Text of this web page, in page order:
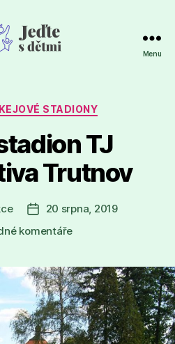
Menu
RubrikySTADIONY
TJ
Trutnov
Datum
příspěvku
20 srpna, 2019
komentářeu
názvem
Zimní
stadion
TJ
Lokomotiva